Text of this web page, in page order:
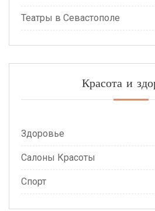
Театры в Севастополе
Красота и
Здоровье
Салоны Красоты
Спорт